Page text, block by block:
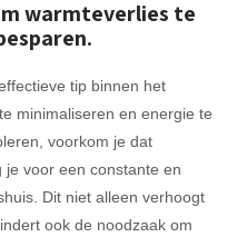
warmteverlies te
tip binnen het
minimaliseren en energie te
voorkom je dat
voor een constante en
Dit niet alleen verhoogt
ook de noodzaak om